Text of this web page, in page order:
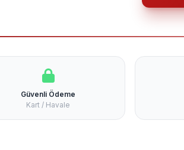
Güvenli Ödeme
Kart / Havale